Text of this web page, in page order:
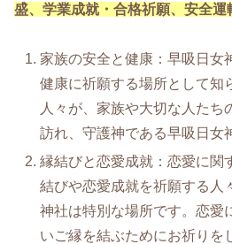
盛、学業成就・合格祈願、安全運
家族の安全と健康：早吸日女
健康に祈願する場所として知
人々が、家族や大切な人たち
訪れ、守護神である早吸日女
縁結びと恋愛成就：恋愛に関
結びや恋愛成就を祈願する人
神社は特別な場所です。恋愛
いご縁を結ぶためにお祈りを